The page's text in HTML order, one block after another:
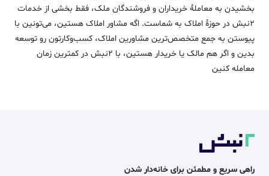
بخشیدن به معاملۀ خریداران و فروشندگان ملک، فقط بخشی از خدمات
2نبش در حوزۀ املاک به شماست. اگه مشاور املاک هستین، می‌تونین با
پیوستن به جمع متخصص‌ترین مشاورین املاک، کسب‌وکارتون رو توسعه
بدین و اگر هم مالک یا خریدار هستین، با 2نبش در کمترین زمان
معامله‌ کنین
راهی سریع و مطمئن برای خانه‌دار شدن